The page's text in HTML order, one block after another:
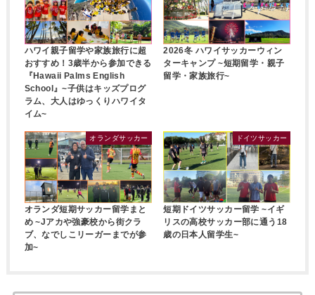
ハワイ親子留学や家族旅行に超
おすすめ！3歳半から参加できる
『Hawaii Palms English
School』~子供はキッズプログ
ラム、大人はゆっくりハワイタ
イム~
2026冬 ハワイサッカーウィン
ターキャンプ ~短期留学・親子
留学・家族旅行~
オランダサッカー
オランダ短期サッカー留学まと
め ~Jアカや強豪校から街クラ
ブ、なでしこリーガーまでが参
加~
ドイツサッカー
短期ドイツサッカー留学 ~イギ
リスの高校サッカー部に通う18
歳の日本人留学生~